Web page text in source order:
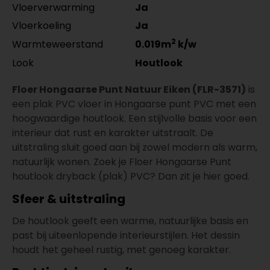
Vloerverwarming
Ja
Vloerkoeling
Ja
Warmteweerstand
0.019m2 k/w
Look
Houtlook
Floer Hongaarse Punt Natuur Eiken (FLR-3571) is
een plak PVC vloer in Hongaarse punt PVC met een
hoogwaardige houtlook. Een stijlvolle basis voor een
interieur dat rust en karakter uitstraalt. De
uitstraling sluit goed aan bij zowel modern als warm,
natuurlijk wonen. Zoek je Floer Hongaarse Punt
houtlook dryback (plak) PVC? Dan zit je hier goed.
Sfeer & uitstraling
De houtlook geeft een warme, natuurlijke basis en
past bij uiteenlopende interieurstijlen. Het dessin
houdt het geheel rustig, met genoeg karakter.